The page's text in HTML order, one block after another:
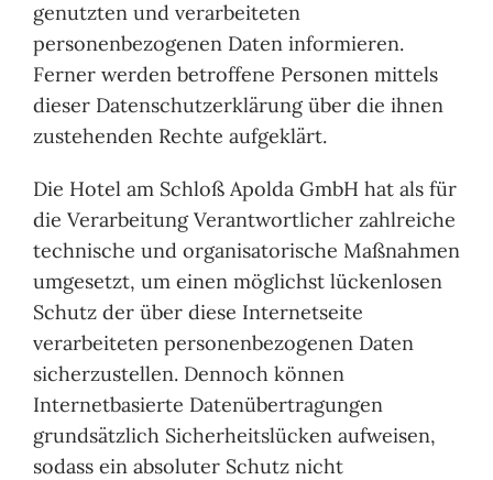
genutzten und verarbeiteten
personenbezogenen Daten informieren.
Ferner werden betroffene Personen mittels
dieser Datenschutzerklärung über die ihnen
zustehenden Rechte aufgeklärt.
Die Hotel am Schloß Apolda GmbH hat als für
die Verarbeitung Verantwortlicher zahlreiche
technische und organisatorische Maßnahmen
umgesetzt, um einen möglichst lückenlosen
Schutz der über diese Internetseite
verarbeiteten personenbezogenen Daten
sicherzustellen. Dennoch können
Internetbasierte Datenübertragungen
grundsätzlich Sicherheitslücken aufweisen,
sodass ein absoluter Schutz nicht